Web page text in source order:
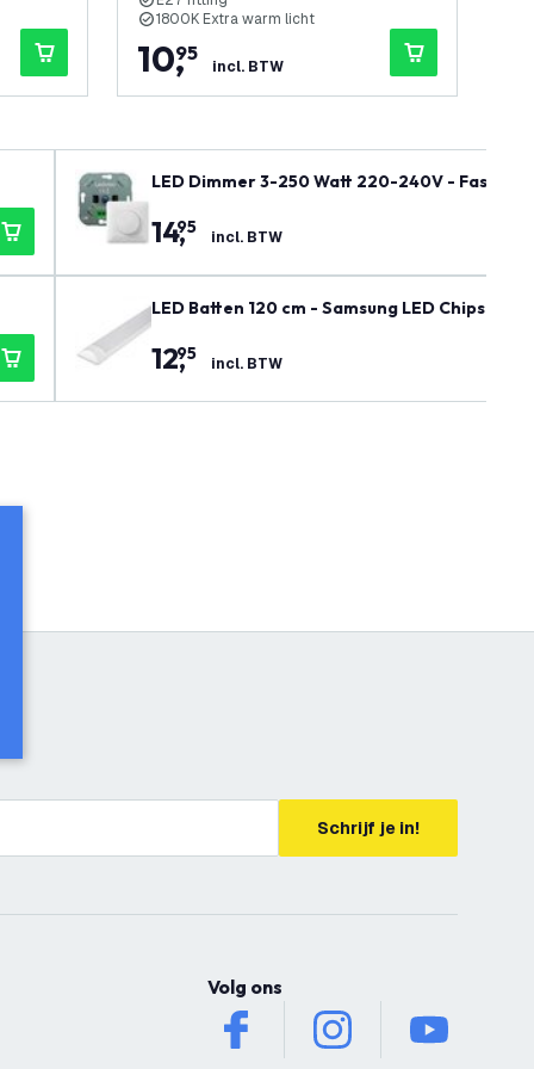
1800K Extra warm licht
10,
95
incl. BTW
LED Dimmer 3-250 Watt 220-240V - Fase
14,
95 incl. BTW
LED Batten 120 cm - Samsung LED Chips -
12,
95 incl. BTW
Schrijf je in!
Volg ons
facebook instagram youtube